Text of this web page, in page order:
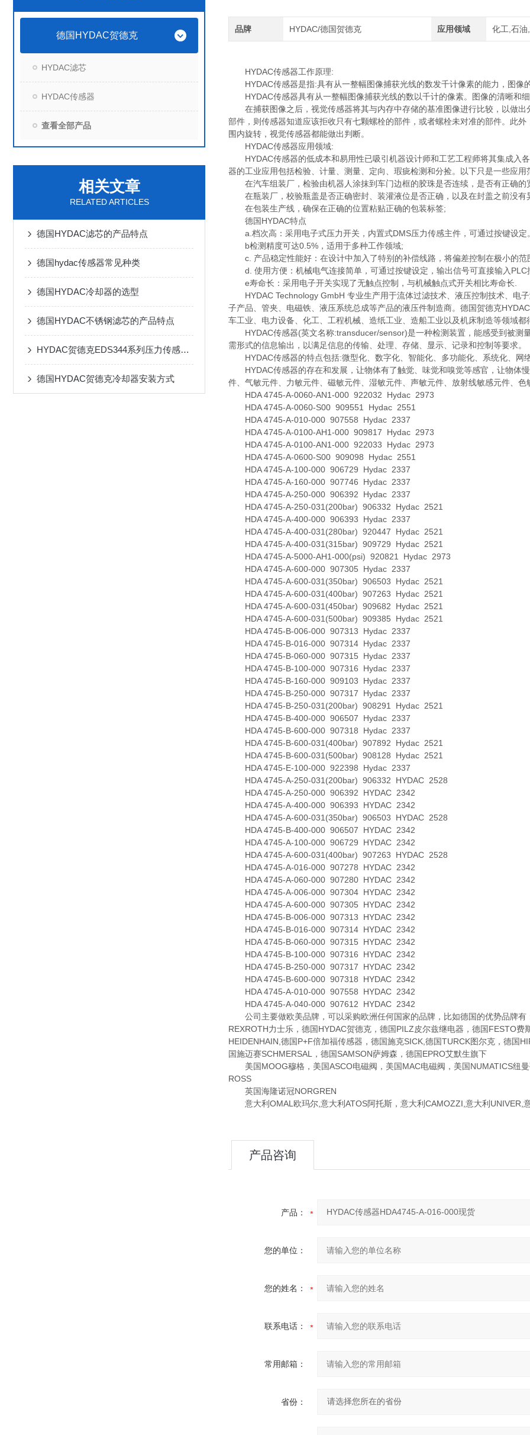
德国HYDAC贺德克
HYDAC滤芯
HYDAC传感器
查看全部产品
相关文章
RELATED ARTICLES
德国HYDAC滤芯的产品特点
德国hydac传感器常见种类
德国HYDAC冷却器的选型
德国HYDAC不锈钢滤芯的产品特点
HYDAC贺德克EDS344系列压力传感器的结构
德国HYDAC贺德克冷却器安装方式
品牌 HYDAC/德国贺德克 应用领域 化工,石油
HYDAC传感器工作原理:
HYDAC传感器是指:具有从一整幅图像捕获光线的数发千计像素的能力，图像
HYDAC传感器具有从一整幅图像捕获光线的数以千计的像素。图像的清晰和细
在捕获图像之后，视觉传感器将其与内存中存储的基准图像进行比较，以做出
部件，则传感器知道应该拒收只有七颗螺栓的部件，或者螺栓未对准的部件。此
围内旋转，视觉传感器都能做出判断。
HYDAC传感器应用领域:
HYDAC传感器的低成本和易用性已吸引机器设计师和工艺工程师将其集成入
器的工业应用包括检验、计量、测量、定向、瑕疵检测和分捡。以下只是一些应用
在汽车组装厂，检验由机器人涂抹到车门边框的胶珠是否连续，是否有正确的
在瓶装厂，校验瓶盖是否正确密封、装灌液位是否正确，以及在封盖之前没有
在包装生产线，确保在正确的位置粘贴正确的包装标签;
德国HYDAC特点
a.档次高：采用电子式压力开关，内置式DMS压力传感主件，可通过按键设定
b检测精度可达0.5%，适用于多种工作领域;
c. 产品稳定性能好：在设计中加入了特别的补偿线路，将偏差控制在极小的范
d. 使用方便：机械电气连接简单，可通过按键设定，输出信号可直接输入PLC
e寿命长：采用电子开关实现了无触点控制，与机械触点式开关相比寿命长.
HYDAC Technology GmbH 专业生产用于流体过滤技术、液压控制技术、电
子产品、管夹、电磁铁、液压系统总成等产品的液压件制造商。德国贺德克
车工业、电力设备、化工、工程机械、造纸工业、造船工业以及机床制造等领域都
HYDAC传感器(英文名称:transducer/sensor)是一种检测装置，能感受到被测
需形式的信息输出，以满足信息的传输、处理、存储、显示、记录和控制等要求。
HYDAC传感器的特点包括:微型化、数字化、智能化、多功能化、系统化、网
HYDAC传感器的存在和发展，让物体有了触觉、味觉和嗅觉等感官，让物体
件、气敏元件、力敏元件、磁敏元件、湿敏元件、声敏元件、放射线敏感元件、色
HDA 4745-A-0060-AN1-000 922032 Hydac 2973
HDA 4745-A-0060-S00 909551 Hydac 2551
HDA 4745-A-010-000 907558 Hydac 2337
HDA 4745-A-0100-AH1-000 909817 Hydac 2973
HDA 4745-A-0100-AN1-000 922033 Hydac 2973
HDA 4745-A-0600-S00 909098 Hydac 2551
HDA 4745-A-100-000 906729 Hydac 2337
HDA 4745-A-160-000 907746 Hydac 2337
HDA 4745-A-250-000 906392 Hydac 2337
HDA 4745-A-250-031(200bar) 906332 Hydac 2521
HDA 4745-A-400-000 906393 Hydac 2337
HDA 4745-A-400-031(280bar) 920447 Hydac 2521
HDA 4745-A-400-031(315bar) 909729 Hydac 2521
HDA 4745-A-5000-AH1-000(psi) 920821 Hydac 2973
HDA 4745-A-600-000 907305 Hydac 2337
HDA 4745-A-600-031(350bar) 906503 Hydac 2521
HDA 4745-A-600-031(400bar) 907263 Hydac 2521
HDA 4745-A-600-031(450bar) 909682 Hydac 2521
HDA 4745-A-600-031(500bar) 909385 Hydac 2521
HDA 4745-B-006-000 907313 Hydac 2337
HDA 4745-B-016-000 907314 Hydac 2337
HDA 4745-B-060-000 907315 Hydac 2337
HDA 4745-B-100-000 907316 Hydac 2337
HDA 4745-B-160-000 909103 Hydac 2337
HDA 4745-B-250-000 907317 Hydac 2337
HDA 4745-B-250-031(200bar) 908291 Hydac 2521
HDA 4745-B-400-000 906507 Hydac 2337
HDA 4745-B-600-000 907318 Hydac 2337
HDA 4745-B-600-031(400bar) 907892 Hydac 2521
HDA 4745-B-600-031(500bar) 908128 Hydac 2521
HDA 4745-E-100-000 922398 Hydac 2337
HDA 4745-A-250-031(200bar) 906332 HYDAC 2528
HDA 4745-A-250-000 906392 HYDAC 2342
HDA 4745-A-400-000 906393 HYDAC 2342
HDA 4745-A-600-031(350bar) 906503 HYDAC 2528
HDA 4745-B-400-000 906507 HYDAC 2342
HDA 4745-A-100-000 906729 HYDAC 2342
HDA 4745-A-600-031(400bar) 907263 HYDAC 2528
HDA 4745-A-016-000 907278 HYDAC 2342
HDA 4745-A-060-000 907280 HYDAC 2342
HDA 4745-A-006-000 907304 HYDAC 2342
HDA 4745-A-600-000 907305 HYDAC 2342
HDA 4745-B-006-000 907313 HYDAC 2342
HDA 4745-B-016-000 907314 HYDAC 2342
HDA 4745-B-060-000 907315 HYDAC 2342
HDA 4745-B-100-000 907316 HYDAC 2342
HDA 4745-B-250-000 907317 HYDAC 2342
HDA 4745-B-600-000 907318 HYDAC 2342
HDA 4745-A-010-000 907558 HYDAC 2342
HDA 4745-A-040-000 907612 HYDAC 2342
公司主要做欧美品牌，可以采购欧洲任何国家的品牌，比如德国的优势品牌有
REXROTH力士乐，德国HYDAC贺德克，德国PILZ皮尔兹继电器，德国FESTO
HEIDENHAIN,德国P+F倍加福传感器，德国施克SICK,德国TURCK图尔克，德国
国施迈赛SCHMERSAL，德国SAMSON萨姆森，德国EPRO艾默生旗下
美国MOOG穆格，美国ASCO电磁阀，美国MAC电磁阀，美国NUMATICS纽曼
ROSS
英国海隆诺冠NORGREN
意大利OMAL欧玛尔,意大利ATOS阿托斯，意大利CAMOZZI,意大利UNIVER,
产品咨询
产品：
您的单位：
您的姓名：
联系电话：
常用邮箱：
省份：